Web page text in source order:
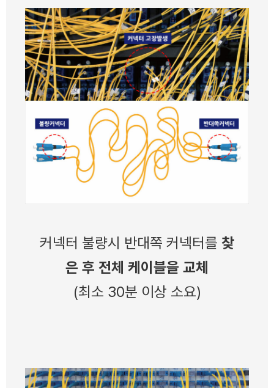
커넥터 불량시 반대쪽 커넥터를 찾
은 후 전체 케이블을 교체
(최소 30분 이상 소요)